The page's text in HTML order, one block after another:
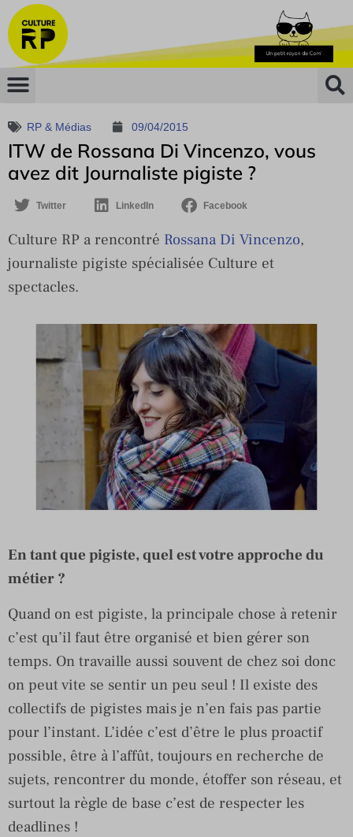
RP & Médias 09/04/2015
ITW de Rossana Di Vincenzo, vous
avez dit Journaliste pigiste ?
Twitter LinkedIn Facebook
Culture RP a rencontré Rossana Di Vincenzo,
journaliste pigiste spécialisée Culture et
spectacles.
En tant que pigiste, quel est votre approche du
métier ?
Quand on est pigiste, la principale chose à retenir
c’est qu’il faut être organisé et bien gérer son
temps. On travaille aussi souvent de chez soi donc
on peut vite se sentir un peu seul ! Il existe des
collectifs de pigistes mais je n’en fais pas partie
pour l’instant. L’idée c’est d’être le plus proactif
possible, être à l’affût, toujours en recherche de
sujets, rencontrer du monde, étoffer son réseau, et
surtout la règle de base c’est de respecter les
deadlines !